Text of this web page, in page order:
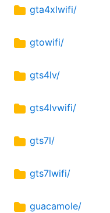
gta4xlwifi/
gtowifi/
gts4lv/
gts4lvwifi/
gts7l/
gts7lwifi/
guacamole/